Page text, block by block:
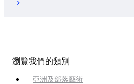
瀏覽我們的類別
亞洲及部落藝術